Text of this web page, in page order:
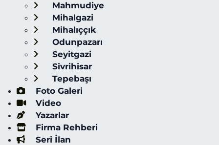
Mahmudiye
Mihalgazi
Mihalıççık
Odunpazarı
Seyitgazi
Sivrihisar
Tepebaşı
Foto Galeri
Video
Yazarlar
Firma Rehberi
Seri İlan